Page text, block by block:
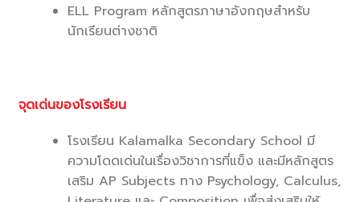
ELL Program หลักสูตรภาษาอังกฤษสำหรับ
นักเรียนต่างชาติ
จุดเด่นของโรงเรียน
โรงเรียน Kalamalka Secondary School มี
ความโดดเด่นในเรื่องวิชาการที่แข็ง และมีหลักสูตร
เสริม AP Subjects ทาง Psychology, Calculus,